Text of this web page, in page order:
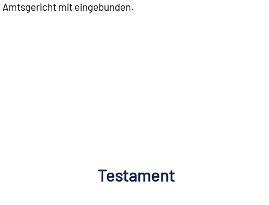
Amtsgericht mit eingebunden.
Testament